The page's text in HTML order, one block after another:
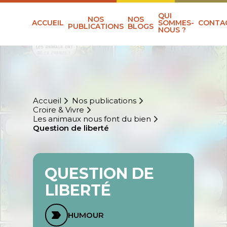
ACCUEIL NOS
PUBLICATIONS
NOS
BLOGS
QUI
SOMMES-
NOUS ?
Accueil
Nos publications
Croire & Vivre
Les animaux nous font du bien
Question de liberté
QUESTION DE
LIBERTÉ
HUMOUR